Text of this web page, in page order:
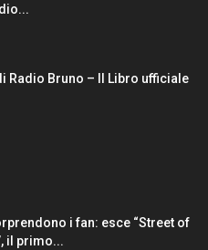
Radio Bruno – Il Libro ufficiale
i fan: esce “Street of
il primo...